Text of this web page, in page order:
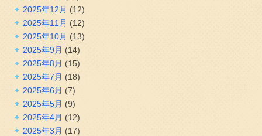
2025年12月 (12)
2025年11月 (12)
2025年10月 (13)
2025年9月 (14)
2025年8月 (15)
2025年7月 (18)
2025年6月 (7)
2025年5月 (9)
2025年4月 (12)
2025年3月 (17)